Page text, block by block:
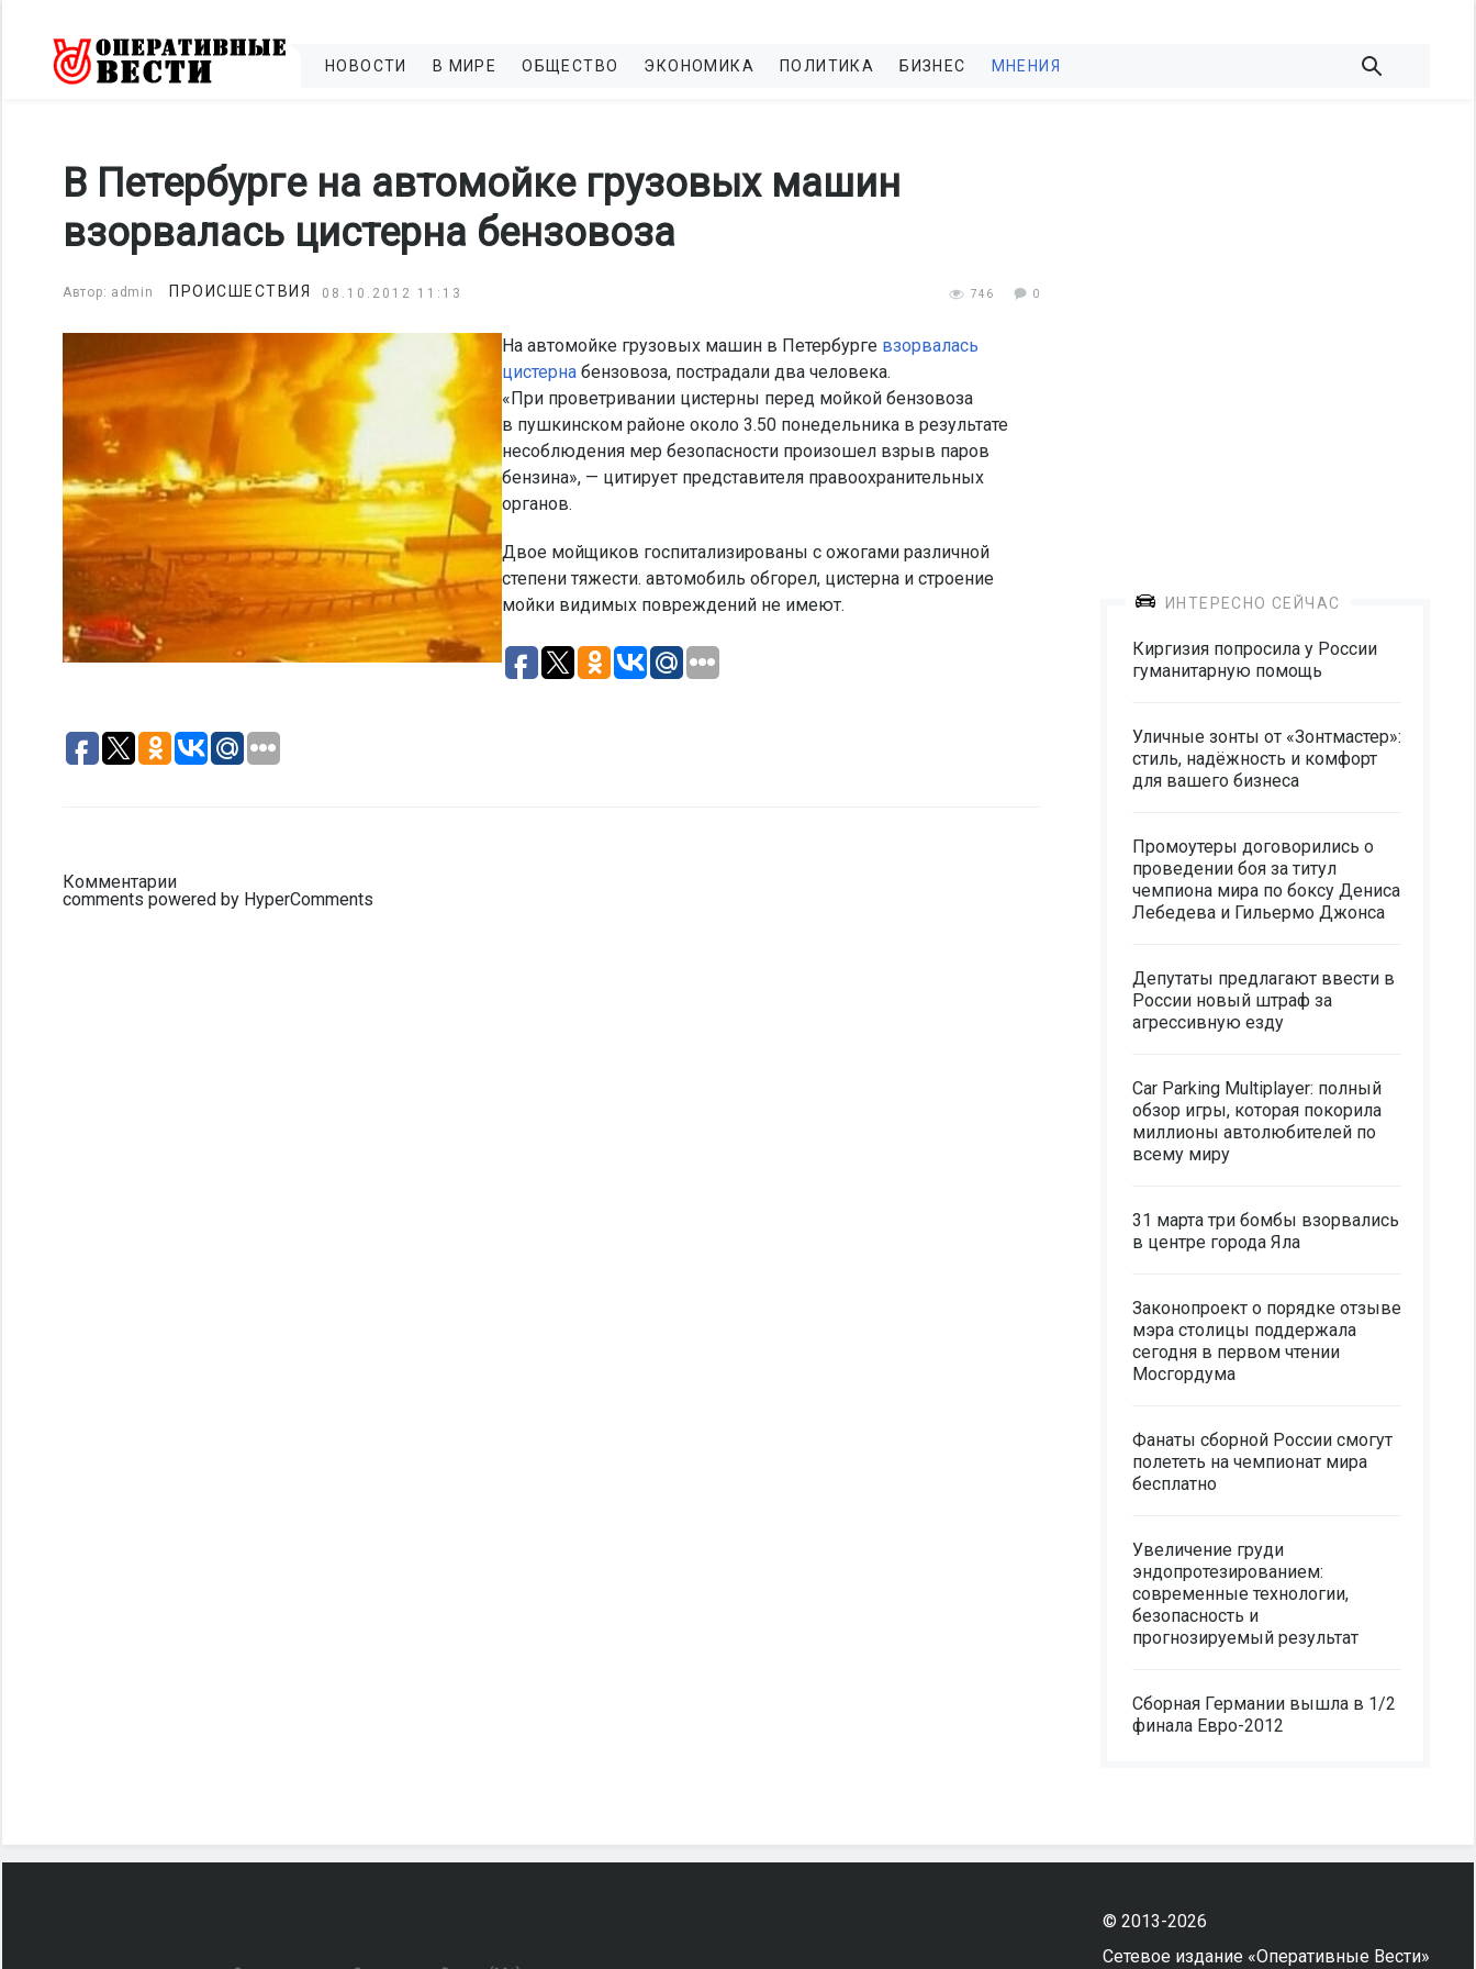
НОВОСТИ В МИРЕ ОБЩЕСТВО ЭКОНОМИКА ПОЛИТИКА БИЗНЕС МНЕНИЯ
В Петербурге на автомойке грузовых машин
взорвалась цистерна бензовоза
Автор: admin ПРОИСШЕСТВИЯ 08.10.2012 11:13 746 0
На автомойке грузовых машин в Петербурге взорвалась
цистерна бензовоза, пострадали два человека.
«При проветривании цистерны перед мойкой бензовоза
в пушкинском районе около 3.50 понедельника в результате
несоблюдения мер безопасности произошел взрыв паров
бензина», — цитирует представителя правоохранительных
органов.
Двое мойщиков госпитализированы с ожогами различной
степени тяжести. автомобиль обгорел, цистерна и строение
мойки видимых повреждений не имеют.
Комментарии
comments powered by HyperComments
ИНТЕРЕСНО СЕЙЧАС
Киргизия попросила у России
гуманитарную помощь
Уличные зонты от «Зонтмастер»:
стиль, надёжность и комфорт
для вашего бизнеса
Промоутеры договорились о
проведении боя за титул
чемпиона мира по боксу Дениса
Лебедева и Гильермо Джонса
Депутаты предлагают ввести в
России новый штраф за
агрессивную езду
Car Parking Multiplayer: полный
обзор игры, которая покорила
миллионы автолюбителей по
всему миру
31 марта три бомбы взорвались
в центре города Яла
Законопроект о порядке отзыве
мэра столицы поддержала
сегодня в первом чтении
Мосгордума
Фанаты сборной России смогут
полететь на чемпионат мира
бесплатно
Увеличение груди
эндопротезированием:
современные технологии,
безопасность и
прогнозируемый результат
Сборная Германии вышла в 1/2
финала Евро-2012
© 2013-2026
Сетевое издание «Оперативные Вести»